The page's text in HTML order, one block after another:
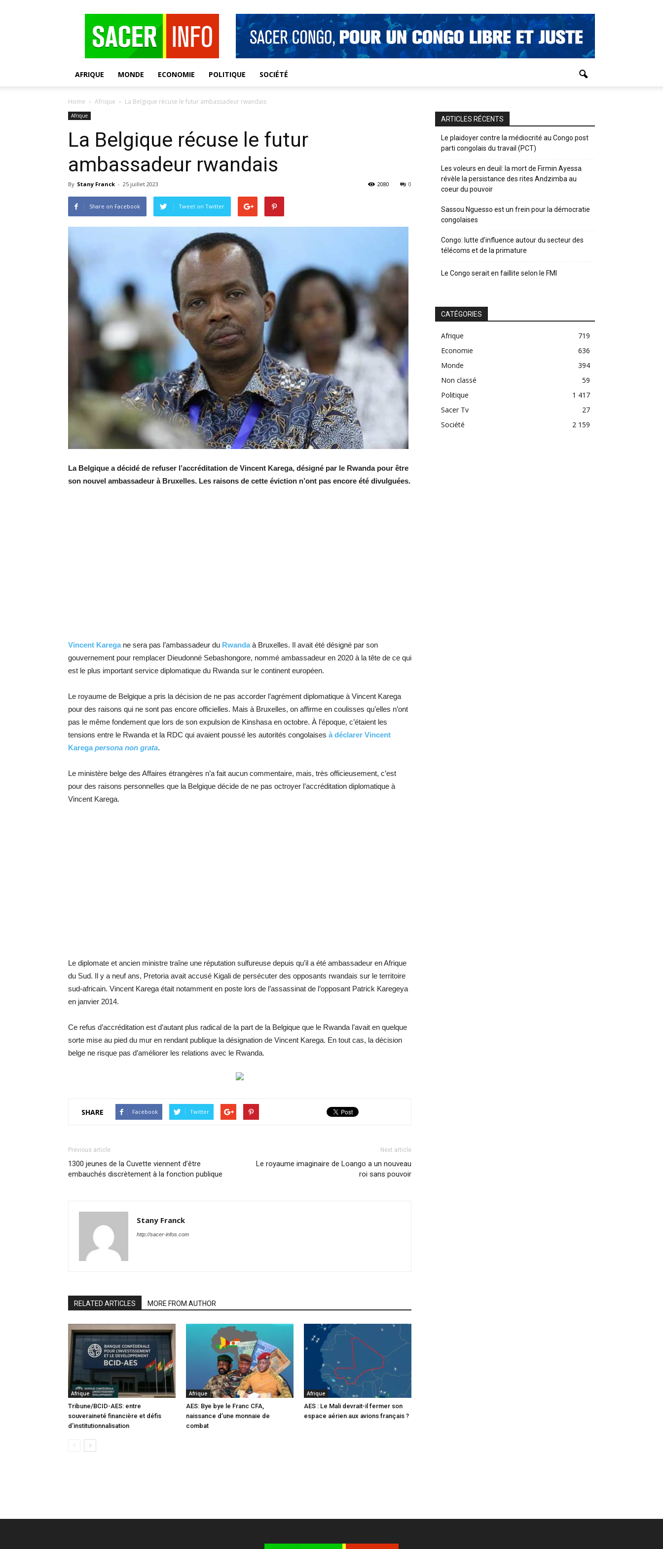
AFRIQUE MONDE ECONOMIE POLITIQUE SOCIÉTÉ
Home Afrique La Belgique récuse le futur ambassadeur rwandais
Afrique
La Belgique récuse le futur
ambassadeur rwandais
By Stany Franck - 25 juillet 2023 0
2080
Share on Facebook Tweet on Twitter
La Belgique a décidé de refuser l’accréditation de Vincent Karega, désigné par le Rwanda pour être
son nouvel ambassadeur à Bruxelles. Les raisons de cette éviction n’ont pas encore été divulguées.
Vincent Karegane sera pas l’ambassadeur du Rwandaà Bruxelles. Il avait été désigné par son
gouvernement pour remplacer Dieudonné Sebashongore, nommé ambassadeur en 2020 à la tête de ce qui
est le plus important service diplomatique du Rwanda sur le continent européen.
Le royaume de Belgique a pris la décision de ne pas accorder l’agrément diplomatique à Vincent Karega
pour des raisons qui ne sont pas encore officielles. Mais à Bruxelles, on affirme en coulisses qu’elles n’ont
pas le même fondement que lors de son expulsion de Kinshasa en octobre. À l’époque, c’étaient les
tensions entre le Rwanda et la RDC qui avaient poussé les autorités congolaises à déclarer Vincent
Karegapersona non grata.
Le ministère belge des Affaires étrangères n’a fait aucun commentaire, mais, très officieusement, c’est
pour des raisons personnelles que la Belgique décide de ne pas octroyer l’accréditation diplomatique à
Vincent Karega.
Le diplomate et ancien ministre traîne une réputation sulfureuse depuis qu’il a été ambassadeur en Afrique
du Sud. Il y a neuf ans, Pretoria avait accusé Kigali de persécuter des opposants rwandais sur le territoire
sud-africain. Vincent Karega était notamment en poste lors de l’assassinat de l’opposant Patrick Karegeya
en janvier 2014.
Ce refus d’accréditation est d’autant plus radical de la part de la Belgique que le Rwanda l’avait en quelque
sorte mise au pied du mur en rendant publique la désignation de Vincent Karega. En tout cas, la décision
belge ne risque pas d’améliorer les relations avec le Rwanda.
SHARE Facebook Twitter
Previous article
1300 jeunes de la Cuvette viennent d’être
embauchés discrètement à la fonction publique
Next article
Le royaume imaginaire de Loango a un nouveau
roi sans pouvoir
Stany Franck
http://sacer-infos.com
RELATED ARTICLES MORE FROM AUTHOR
Afrique
Tribune/BCID-AES: entre
souveraineté financière et défis
d’institutionnalisation
Afrique
AES: Bye bye le Franc CFA,
naissance d’une monnaie de
combat
Afrique
AES : Le Mali devrait-il fermer son
espace aérien aux avions français ?
ARTICLES RÉCENTS
Le plaidoyer contre la médiocrité au Congo post
parti congolais du travail (PCT)
Les voleurs en deuil: la mort de Firmin Ayessa
révèle la persistance des rites Andzimba au
coeur du pouvoir
Sassou Nguesso est un frein pour la démocratie
congolaises
Congo: lutte d’influence autour du secteur des
télécoms et de la primature
Le Congo serait en faillite selon le FMI
CATÉGORIES
Afrique
719
Economie
636
Monde
394
Non classé
59
Politique
1 417
Sacer Tv
27
Société
2 159